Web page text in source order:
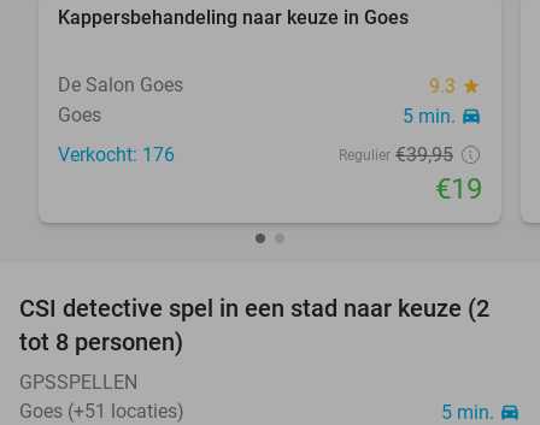
Kappersbehandeling naar keuze in Goes
De Salon Goes 9.3 star
Goes 5 min. directions_car
Verkocht: 176 Regulier €39,95
€19
80%
CSI detective spel in een stad naar keuze (2
tot 8 personen)
GPSSPELLEN
Goes (+51 locaties)
5 min. directions_car